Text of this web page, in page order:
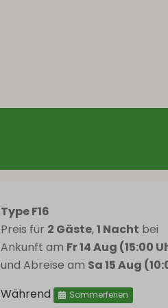
Type F16
Preis für 2 Gäste,1 Nacht bei
Ankunft am Fr 14 Aug (15:00
und Abreise am Sa 15 Aug
Während
Sommerferien